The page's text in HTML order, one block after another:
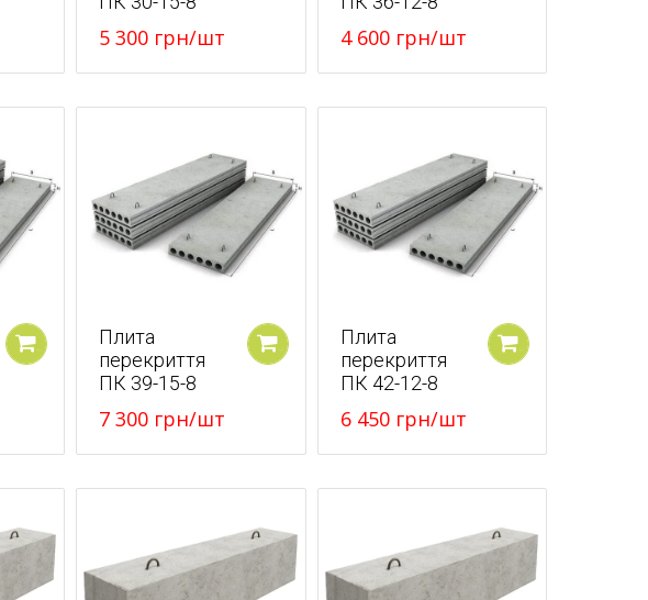
5 300 грн/шт 4 600грн/шт
Плита
перекриття
ПК 39-15-8
7 300 грн/шт
Плита
перекриття
ПК 42-12-8
6 450грн/шт